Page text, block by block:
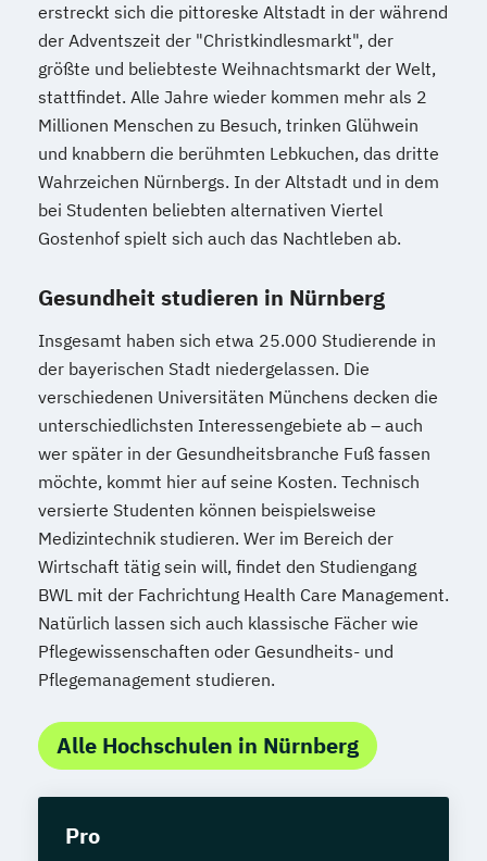
erstreckt sich die pittoreske Altstadt in der während
der Adventszeit der "Christkindlesmarkt", der
größte und beliebteste Weihnachtsmarkt der Welt,
stattfindet. Alle Jahre wieder kommen mehr als 2
Millionen Menschen zu Besuch, trinken Glühwein
und knabbern die berühmten Lebkuchen, das dritte
Wahrzeichen Nürnbergs. In der Altstadt und in dem
bei Studenten beliebten alternativen Viertel
Gostenhof spielt sich auch das Nachtleben ab.
Gesundheit studieren in Nürnberg
Insgesamt haben sich etwa 25.000 Studierende in
der bayerischen Stadt niedergelassen. Die
verschiedenen Universitäten Münchens decken die
unterschiedlichsten Interessengebiete ab – auch
wer später in der Gesundheitsbranche Fuß fassen
möchte, kommt hier auf seine Kosten. Technisch
versierte Studenten können beispielsweise
Medizintechnik studieren. Wer im Bereich der
Wirtschaft tätig sein will, findet den Studiengang
BWL mit der Fachrichtung Health Care Management.
Natürlich lassen sich auch klassische Fächer wie
Pflegewissenschaften oder Gesundheits- und
Pflegemanagement studieren.
Alle Hochschulen in Nürnberg
Pro